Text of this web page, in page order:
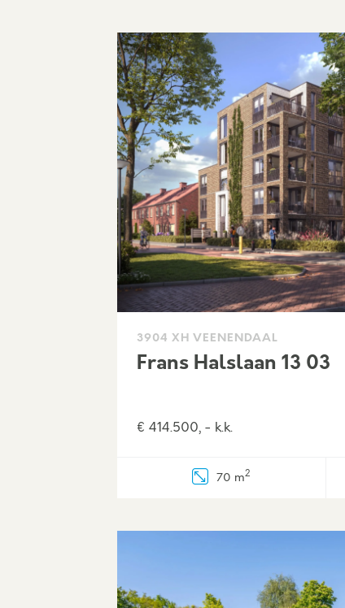
3904 XH VEENENDAAL
Frans Halslaan 13 03
€ 414.500, - k.k.
70 m2